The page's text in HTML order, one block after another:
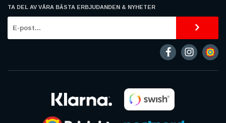
TA DEL AV VÅRA BÄSTA ERBJUDANDEN & NYHETER